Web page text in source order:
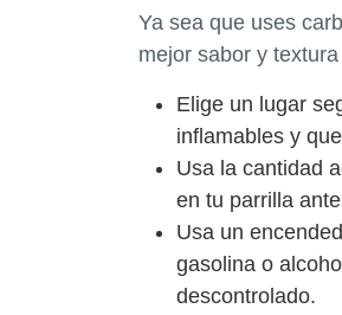
Ya sea que uses
mejor sabor y
Elige un lugar
inflamables y
Usa la cantidad
en tu parrilla
Usa un
gasolina o
descontrolado.